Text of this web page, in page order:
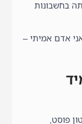
בחשבונות
אדם אמיתי –